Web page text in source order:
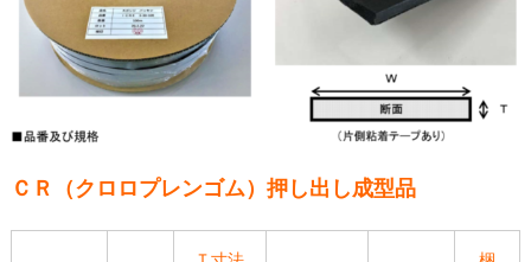
ＣＲ（クロロプレンゴム）押し出し成型品